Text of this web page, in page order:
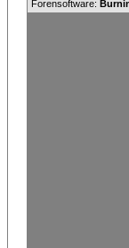
Forensoftware: